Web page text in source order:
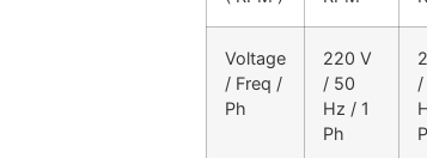
Voltage
/ Freq /
Ph
220 V
/ 50
Hz / 1
Ph
/